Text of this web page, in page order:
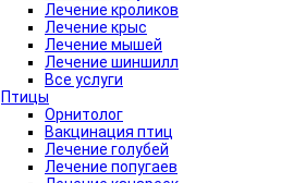
Лечение кроликов
Лечение крыс
Лечение мышей
Лечение шиншилл
Все услуги
Птицы
Орнитолог
Вакцинация птиц
Лечение голубей
Лечение попугаев